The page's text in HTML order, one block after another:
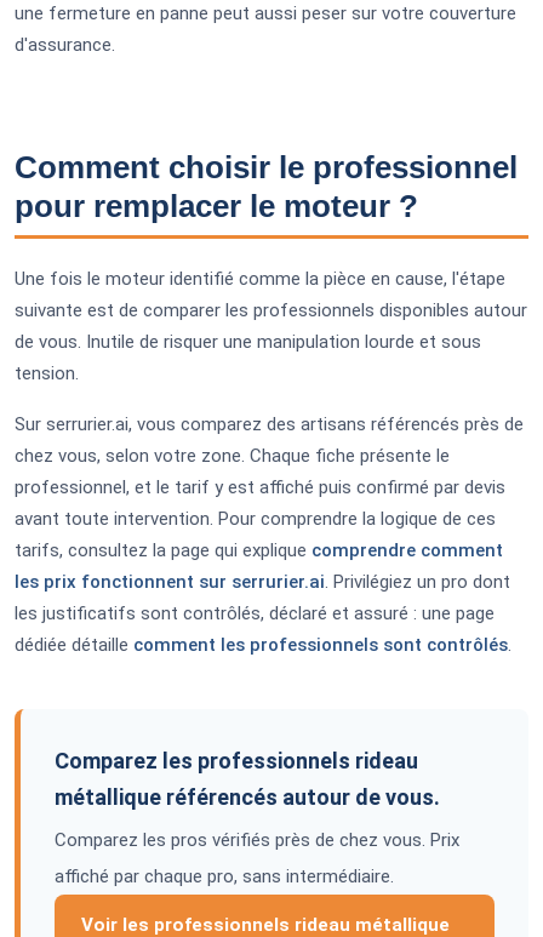
une fermeture en panne peut aussi peser sur votre couverture
d'assurance.
Comment choisir le professionnel
pour remplacer le moteur ?
Une fois le moteur identifié comme la pièce en cause, l'étape
suivante est de comparer les professionnels disponibles autour
de vous. Inutile de risquer une manipulation lourde et sous
tension.
Sur serrurier.ai, vous comparez des artisans référencés près de
chez vous, selon votre zone. Chaque fiche présente le
professionnel, et le tarif y est affiché puis confirmé par devis
avant toute intervention. Pour comprendre la logique de ces
tarifs, consultez la page qui explique comprendre comment
les prix fonctionnent sur serrurier.ai . Privilégiez un pro dont
les justificatifs sont contrôlés, déclaré et assuré : une page
dédiée détaille comment les professionnels sont contrôlés
Comparez les professionnels rideau
métallique référencés autour de vous.
Comparez les pros vérifiés près de chez vous. Prix
affiché par chaque pro, sans intermédiaire.
Voir les professionnels rideau métallique